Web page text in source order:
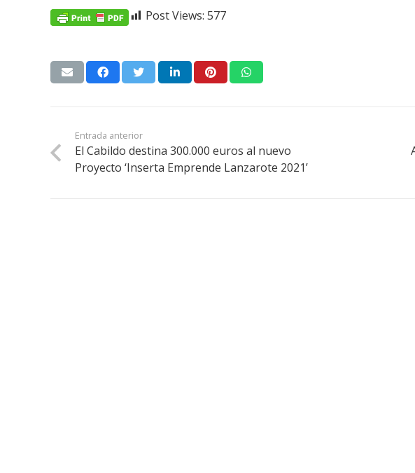
Post Views: 577
Entrada anterior
El Cabildo destina 300.000 euros al nuevo
Proyecto ‘Inserta Emprende Lanzarote 2021’